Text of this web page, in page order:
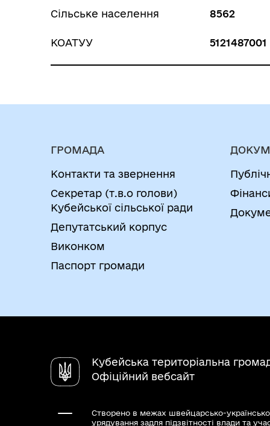
Сільське населення 8562
КОАТУУ 5121487001
ГРОМАДА
Контакти та звернення
Секретар (т.в.о голови)
Кубейської сільської ради
Депутатський корпус
Виконком
Паспорт громади
Кубейська територіальна
Офіційний вебсайт
Створено в межах швейцарсько-
урядування задля підзвітності влади та